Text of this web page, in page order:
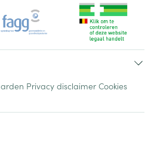
Privacy disclaimer Cookies